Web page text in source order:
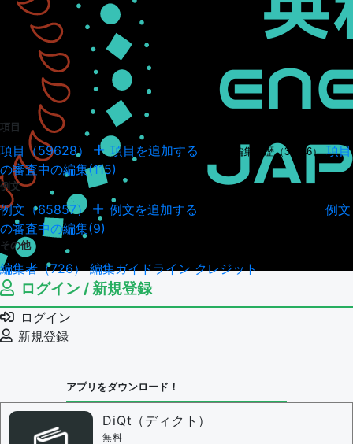
項目
項目（59628） 項目を追加する 項目の編集履歴（34946） 項目
の審査中の編集(115)
例文
例文（65857） 例文を追加する
例文
の審査中の編集(9)
その他
編集者（726）編集ガイドラインクレジット
ログイン / 新規登録
ログイン
新規登録
アプリをダウンロード！
DiQt（ディクト）
無料